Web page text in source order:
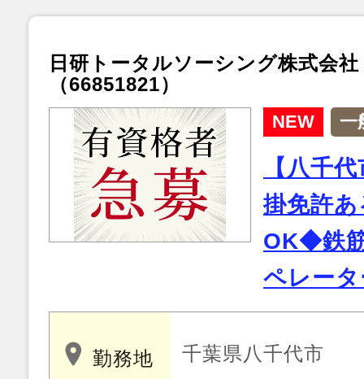
日研トータルソーシング株式会
（66851821）
NEW 一
【八千
掛免許
OK◆鉄
ペレー
勤務地 千葉県八千代市